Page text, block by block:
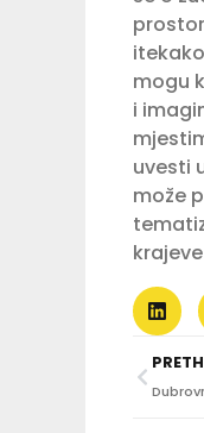
mogu
i
uvesti
može